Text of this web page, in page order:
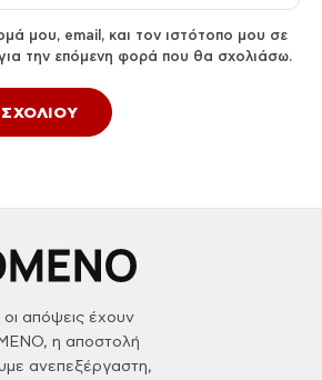
μου, email, και τον ιστότοπο μου σε
την επόμενη φορά που θα σχολιάσω.
οι απόψεις έχουν
η αποστολή
ανεπεξέργαστη,